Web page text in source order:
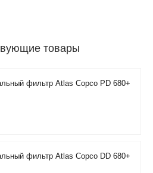
товары
фильтр Atlas Copco PD 680+
фильтр Atlas Copco DD 680+